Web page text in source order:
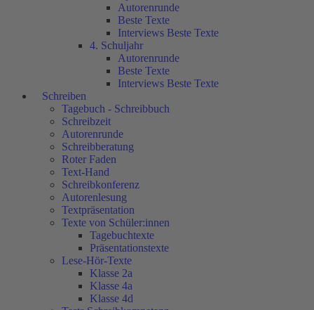
Autorenrunde
Beste Texte
Interviews Beste Texte
4. Schuljahr
Autorenrunde
Beste Texte
Interviews Beste Texte
Schreiben
Tagebuch - Schreibbuch
Schreibzeit
Autorenrunde
Schreibberatung
Roter Faden
Text-Hand
Schreibkonferenz
Autorenlesung
Textpräsentation
Texte von Schüler:innen
Tagebuchtexte
Präsentationstexte
Lese-Hör-Texte
Klasse 2a
Klasse 4a
Klasse 4d